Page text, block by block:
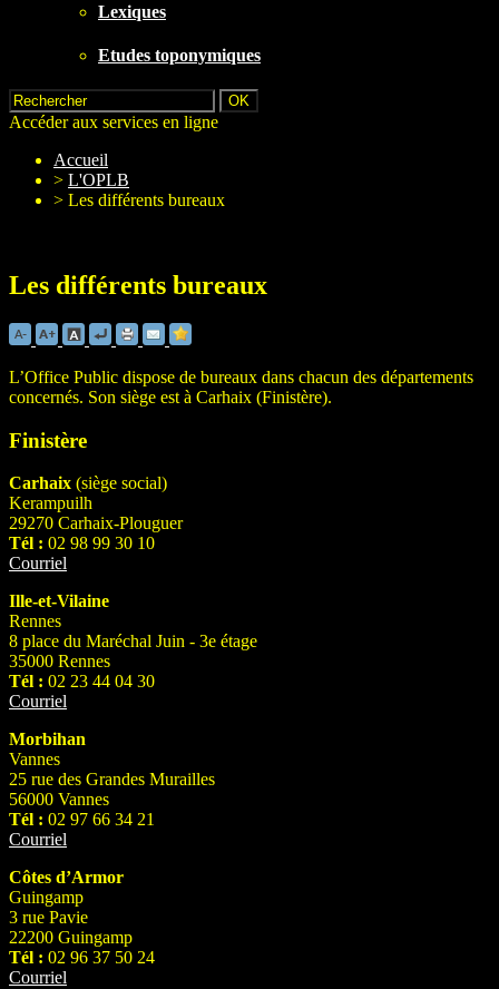
Lexiques
Etudes toponymiques
Accéder aux services en ligne
Accueil
> L'OPLB
> Les différents bureaux
Les différents bureaux
L’Office Public dispose de bureaux dans chacun des départements
concernés. Son siège est à Carhaix (Finistère).
Finistère
Carhaix (siège social)
Kerampuilh
29270 Carhaix-Plouguer
Tél : 02 98 99 30 10
Courriel
Ille-et-Vilaine
Rennes
8 place du Maréchal Juin - 3e étage
35000 Rennes
Tél : 02 23 44 04 30
Courriel
Morbihan
Vannes
25 rue des Grandes Murailles
56000 Vannes
Tél : 02 97 66 34 21
Courriel
Côtes d’Armor
Guingamp
3 rue Pavie
22200 Guingamp
Tél : 02 96 37 50 24
Courriel